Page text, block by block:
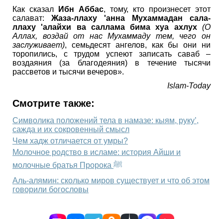
Как сказал
Ибн Аббас, тому, кто произнесет этот
салават: Жаза-ллаху 'анна Мухаммадан сала-
ллаху 'алайхи ва саллама бима хуа ахлух
(О
Аллах, воздай от нас Мухаммаду тем, чего он
заслуживает), семьдесят ангелов, как бы они ни
торопились, с трудом успеют записать саваб –
воздаяния (за благодеяния) в течение тысячи
рассветов и тысячи вечеров».
Islam-Today
Смотрите также:
Символика положений тела в намазе: кыям, руку’,
сажда и их сокровенный смысл
Чем хадж отличается от умры?
Молочное родство в исламе: история Айши и
молочные братья Пророка ﷺ
Аль‑алямин: сколько миров существует и что об этом
говорили богословы